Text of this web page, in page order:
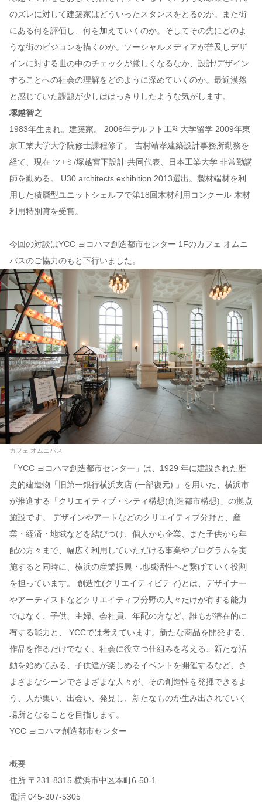
のズレに対して建築家はどういったスタンスをとるのか。また街
にある何を評価し、何を加えていくのか。そしてその先にどのよ
うな街のビジョンを描くのか。ソーシャルメディアが普及しデザ
インに対する世の中のチェックが厳しくなるなか、設計/デザイン
することへの社会の理解をどのように深めていくのか。最近漠然
と感じていた課題が少しははっきりしたような気がします。
塚越智之
1983年生まれ。建築家。 2006年デルフト工科大学留学 2009年東
京工業大学大学院修士課程修了。 吉村靖孝建築設計事務所勤務を
経て、現在 ツ+ミ/塚越宮下設計 共同代表、日本工業大学 非常勤講
師を勤める。 U30 architects exhibition 2013選出。製材端材を利
用した積層型ユニットシェルフで第18回木材利用コンクール 木材
利用特別賞を受賞。
今回の対談はYCC ヨコハマ創造都市センター 1Fのカフェ オムニ
バスのご協力のもと下行いました。
カフェ オムニバス
「YCC ヨコハマ創造都市センター」は、1929 年に建設された歴
史的建造物「旧第一銀行横浜支店 (一部復元) 」を用いた、横浜市
が推進する「クリエイティブ・シティ構想(創造都市構想)」の拠点
施設です。 デザインやアートなどのクリエイティブ分野と、産
業・経済・地域などを結びつけ、個人から企業、また子供から年
配の方々まで、幅広く利用していただける事業やプログラムを実
施すると同時に、横浜の産業振興・地域活性へと繋げていく役割
を担っています。 創造性(クリエイティビティ)とは、デザイナー
やアーティストなどクリエイティブ分野の人々だけが有する能力
ではなく、子供、主婦、会社員、年配の方など、誰もが潜在的に
有する能力と、 YCCでは考えています。新たな商品を開発する、
作品を作るだけでなく、社会に役立つ仕組みを考える、新たな活
動を始めてみる、子供達が楽しめるイベントを開催するなど、さ
まざまなシーンでさまざまな人々が、その創造性を発揮できるよ
う、人が集い、出会い、発見し、新たなものが生み出されていく
場所となることを目指します。
YCC ヨコハマ創造都市センター
概要
住所 〒231-8315 横浜市中区本町6-50-1
電話 045-307-5305